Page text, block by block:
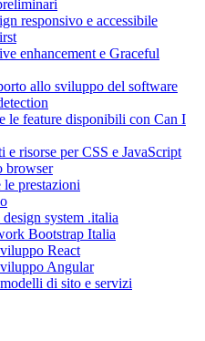
responsivo e accessibile
enhancement e Graceful
allo sviluppo del software
le feature disponibili con Can I
e risorse per CSS e JavaScript
browser
prestazioni
system .italia
Bootstrap Italia
React
Angular
di sito e servizi